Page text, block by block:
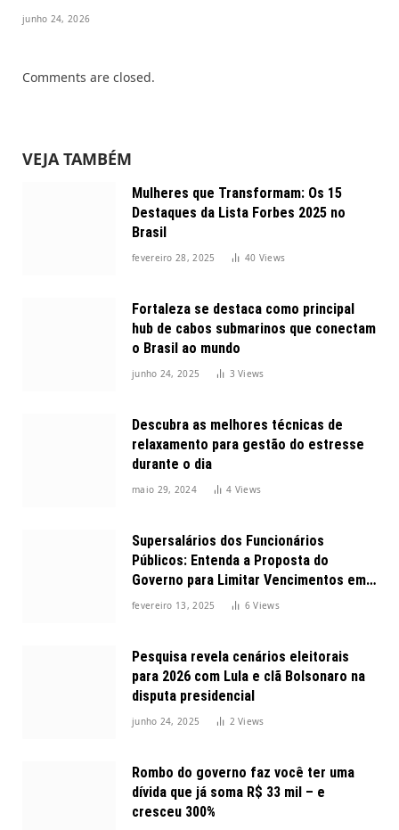
junho 24, 2026
Comments are closed.
VEJA TAMBÉM
Mulheres que Transformam: Os 15
Destaques da Lista Forbes 2025 no
Brasil
fevereiro 28, 2025 40 Views
Fortaleza se destaca como principal
hub de cabos submarinos que conectam
o Brasil ao mundo
junho 24, 2025 3Views
Descubra as melhores técnicas de
relaxamento para gestão do estresse
durante o dia
maio 29, 2024 4 Views
Supersalários dos Funcionários
Públicos: Entenda a Proposta do
Governo para Limitar Vencimentos em
2025
fevereiro 13, 2025 6Views
Pesquisa revela cenários eleitorais
para 2026 com Lula e clã Bolsonaro na
disputa presidencial
junho 24, 2025 2Views
Rombo do governo faz você ter uma
dívida que já soma R$ 33 mil – e
cresceu 300%